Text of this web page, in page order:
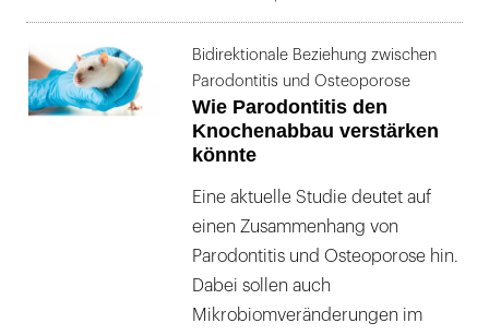
Bidirektionale Beziehung zwischen
Parodontitis und Osteoporose
Wie Parodontitis den
Knochenabbau verstärken
könnte
Eine aktuelle Studie deutet auf
einen Zusammenhang von
Parodontitis und Osteoporose hin.
Dabei sollen auch
Mikrobiomveränderungen im